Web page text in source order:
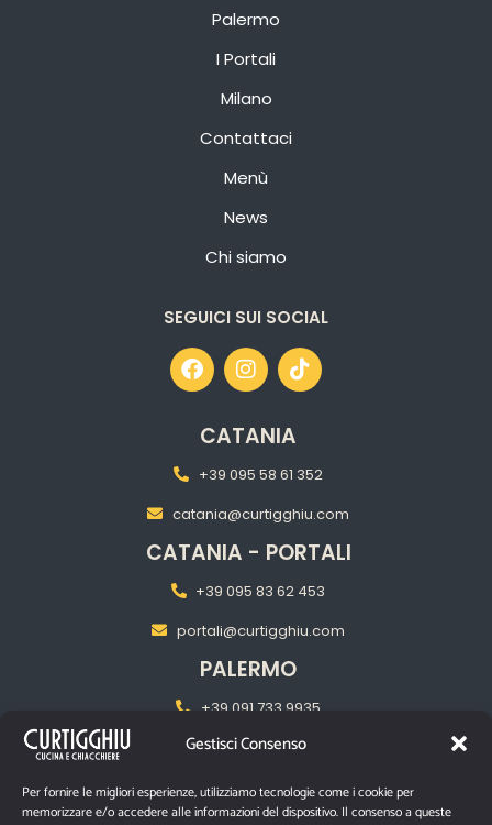
Gestisci Consenso
Per fornire le migliori esperienze, utilizziamo tecnologie come i cookie per
memorizzare e/o accedere alle informazioni del dispositivo. Il consenso a queste
Palermo
I Portali
Milano
Contattaci
Menù
News
Chi siamo
SEGUICI SUI SOCIAL
CATANIA
+39 095 58 61 352
catania@curtigghiu.com
CATANIA - PORTALI
+39 095 83 62 453
portali@curtigghiu.com
PALERMO
+39 091 733 9935
palermo@curtigghiu.com
MILANO